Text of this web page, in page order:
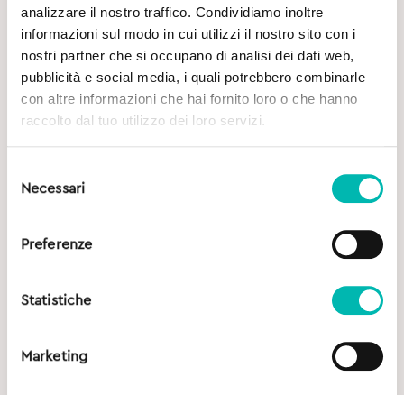
analizzare il nostro traffico. Condividiamo inoltre
informazioni sul modo in cui utilizzi il nostro sito con i
nostri partner che si occupano di analisi dei dati web,
pubblicità e social media, i quali potrebbero combinarle
con altre informazioni che hai fornito loro o che hanno
raccolto dal tuo utilizzo dei loro servizi.
delNecessari
Preferenze
Statistiche
Marketing